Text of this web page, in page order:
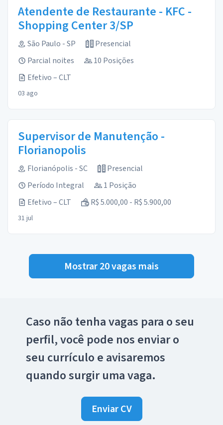
Atendente de Restaurante - KFC -
Shopping Center 3/SP
São Paulo - SP
Presencial
Parcial noites
10 Posições
Efetivo – CLT
03 ago
Supervisor de Manutenção -
Florianopolis
Florianópolis - SC
Presencial
Período Integral
1 Posição
Efetivo – CLT
R$ 5.000,00 - R$ 5.900,00
31 jul
Mostrar 20 vagas mais
Caso não tenha vagas para o seu
perfil, você pode nos enviar o
seu currículo e avisaremos
quando surgir uma vaga.
Enviar CV